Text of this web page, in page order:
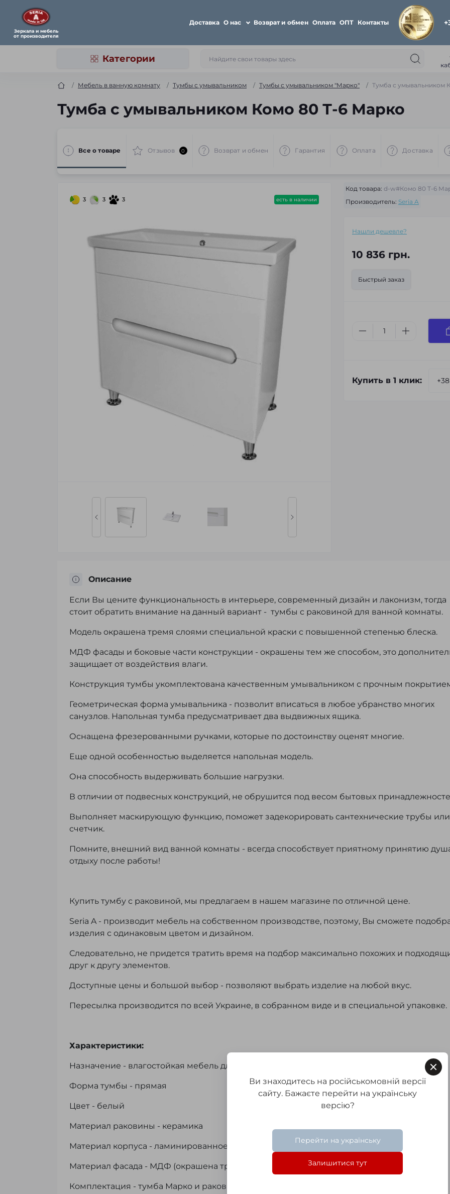
Зеркала и мебель
от производителя
Доставка О нас Возврат и обмен Оплата ОПТ Контакты
Категории
Мебель в ванную комнату Тумбы с умывальником Тумбы с умывальником "Марко" Тумба с умывальником
Тумба с умывальником Комо 80 Т-6 Марко
Все о товаре Отзывов 0 Возврат и обмен Гарантия Оплата Доставка
3 3 3 есть в наличии
Код товара: d-w#Комо 80 Т-6
Производитель: Seria A
Нашли дешевле?
10 836 грн.
Быстрый заказ
Купить в 1 клик:
Описание
Если Вы цените функциональность в интерьере, современный дизайн и лаконизм, тогда
стоит обратить внимание на данный вариант - тумбы с раковиной для ванной комнаты.
Модель окрашена тремя слоями специальной краски с повышенной степенью блеска.
МДФ фасады и боковые части конструкции - окрашены тем же способом, это
защищает от воздействия влаги.
Конструкция тумбы укомплектована качественным умывальником с прочным
Геометрическая форма умывальника - позволит вписаться в любое убранство многих
санузлов. Напольная тумба предусматривает два выдвижных ящика.
Оснащена фрезерованными ручками, которые по достоинству оценят многие.
Еще одной особенностью выделяется напольная модель.
Она способность выдерживать большие нагрузки.
В отличии от подвесных конструкций, не обрушится под весом бытовых
Выполняет маскирующую функцию, поможет задекорировать сантехнические трубы или
счетчик.
Помните, внешний вид ванной комнаты - всегда способствует приятному принятию
отдыху после работы!
Купить тумбу с раковиной, мы предлагаем в нашем магазине по отличной цене.
Seria A - производит мебель на собственном производстве, поэтому, Вы сможете
изделия с одинаковым цветом и дизайном.
Следовательно, не придется тратить время на подбор максимально похожих и
друг к другу элементов.
Доступные цены и большой выбор - позволяют выбрать изделие на любой вкус.
Пересылка производится по всей Украине, в собранном виде и в специальной упаковке.
Характеристики:
Назначение - влагостойкая мебель для ванной
Форма тумбы - прямая
Цвет - белый
Материал раковины - керамика
Материал корпуса - ламинированное ДСП
Материал фасада - МДФ (окрашена тремя слоями краски с полировкой и покрыта лаком)
Комплектация - тумба Марко и раковина Комо “Cersania” 80
Ви знаходитесь на російськомовній версії
сайту. Бажаєте перейти на українську
версію?
Перейти на українську
Залишитися тут